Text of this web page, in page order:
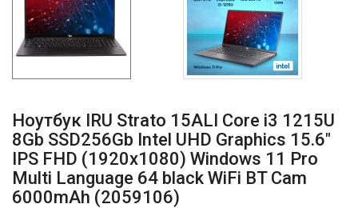
Ноутбук IRU Strato 15ALI Core i3 1215U
8Gb SSD256Gb Intel UHD Graphics 15.6"
IPS FHD (1920x1080) Windows 11 Pro
Multi Language 64 black WiFi BT Cam
6000mAh (2059106)